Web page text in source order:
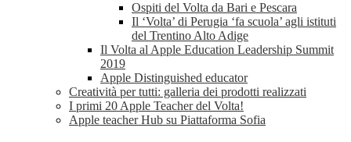
Ospiti del Volta da Bari e Pescara
Il ‘Volta’ di Perugia ‘fa scuola’ agli istituti
del Trentino Alto Adige
Il Volta al Apple Education Leadership Summit
2019
Apple Distinguished educator
Creatività per tutti: galleria dei prodotti realizzati
I primi 20 Apple Teacher del Volta!
Apple teacher Hub su Piattaforma Sofia